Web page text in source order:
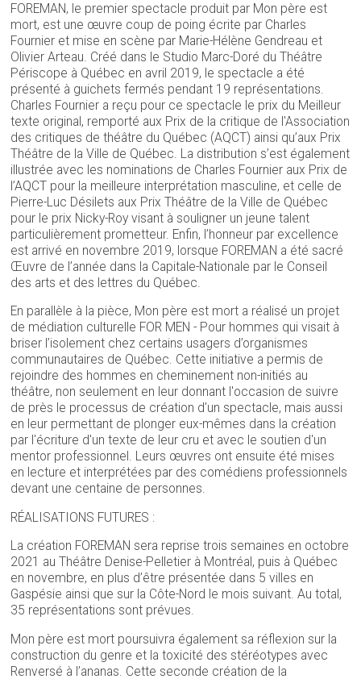
FOREMAN, le premier spectacle produit par Mon père est
mort, est une œuvre coup de poing écrite par Charles
Fournier et mise en scène par Marie-Hélène Gendreau et
Olivier Arteau. Créé dans le Studio Marc-Doré du Théâtre
Périscope à Québec en avril 2019, le spectacle a été
présenté à guichets fermés pendant 19 représentations.
Charles Fournier a reçu pour ce spectacle le prix du Meilleur
texte original, remporté aux Prix de la critique de l'Association
des critiques de théâtre du Québec (AQCT) ainsi qu’aux Prix
Théâtre de la Ville de Québec. La distribution s’est également
illustrée avec les nominations de Charles Fournier aux Prix de
l’AQCT pour la meilleure interprétation masculine, et celle de
Pierre-Luc Désilets aux Prix Théâtre de la Ville de Québec
pour le prix Nicky-Roy visant à souligner un jeune talent
particulièrement prometteur. Enfin, l’honneur par excellence
est arrivé en novembre 2019, lorsque FOREMAN a été sacré
Œuvre de l’année dans la Capitale-Nationale par le Conseil
des arts et des lettres du Québec.
En parallèle à la pièce, Mon père est mort a réalisé un projet
de médiation culturelle FOR MEN - Pour hommes qui visait à
briser l’isolement chez certains usagers d’organismes
communautaires de Québec. Cette initiative a permis de
rejoindre des hommes en cheminement non-initiés au
théâtre, non seulement en leur donnant l'occasion de suivre
de près le processus de création d'un spectacle, mais aussi
en leur permettant de plonger eux-mêmes dans la création
par l'écriture d'un texte de leur cru et avec le soutien d'un
mentor professionnel. Leurs œuvres ont ensuite été mises
en lecture et interprétées par des comédiens professionnels
devant une centaine de personnes.
RÉALISATIONS FUTURES :
La création FOREMAN sera reprise trois semaines en octobre
2021 au Théâtre Denise-Pelletier à Montréal, puis à Québec
en novembre, en plus d’être présentée dans 5 villes en
Gaspésie ainsi que sur la Côte-Nord le mois suivant. Au total,
35 représentations sont prévues.
Mon père est mort poursuivra également sa réflexion sur la
construction du genre et la toxicité des stéréotypes avec
Renversé à l’ananas. Cette seconde création de la